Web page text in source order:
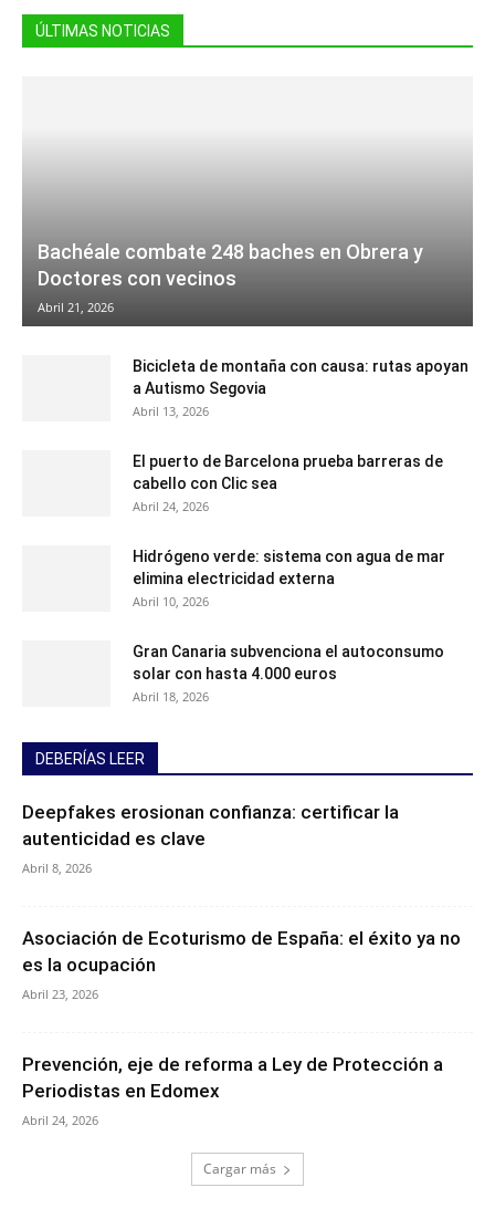
ÚLTIMAS NOTICIAS
Bachéale combate 248 baches en Obrera y
Doctores con vecinos
Abril 21, 2026
Bicicleta de montaña con causa: rutas apoyan
a Autismo Segovia
Abril 13, 2026
El puerto de Barcelona prueba barreras de
cabello con Clic sea
Abril 24, 2026
Hidrógeno verde: sistema con agua de mar
elimina electricidad externa
Abril 10, 2026
Gran Canaria subvenciona el autoconsumo
solar con hasta 4.000 euros
Abril 18, 2026
DEBERÍAS LEER
Deepfakes erosionan confianza: certificar la
autenticidad es clave
Abril 8, 2026
Asociación de Ecoturismo de España: el éxito ya no
es la ocupación
Abril 23, 2026
Prevención, eje de reforma a Ley de Protección a
Periodistas en Edomex
Abril 24, 2026
Cargar más